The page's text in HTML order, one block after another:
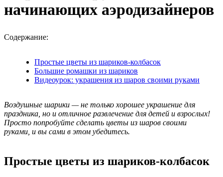
начинающих аэродизайнеров
Содержание:
Простые цветы из шариков-колбасок
Большие ромашки из шариков
Видеоурок: украшения из шаров своими руками
Воздушные шарики — не только хорошее украшение для
праздника, но и отличное развлечение для детей и взрослых!
Просто попробуйте сделать цветы из шаров своими
руками, и вы сами в этом убедитесь.
Простые цветы из шариков-колбасок